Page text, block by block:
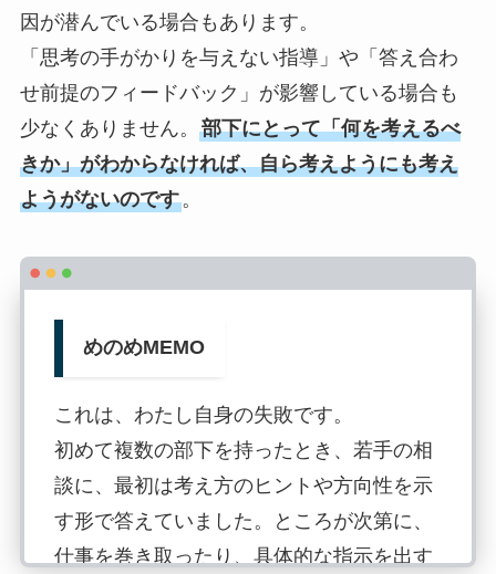
因が潜んでいる場合もあります。
「思考の手がかりを与えない指導」や「答え合わ
せ前提のフィードバック」が影響している場合も
少なくありません。 部下にとって「何を考えるべ
きか」がわからなければ、自ら考えようにも考え
ようがないのです。
めのめMEMO
これは、わたし自身の失敗です。
初めて複数の部下を持ったとき、若手の相
談に、最初は考え方のヒントや方向性を示
す形で答えていました。ところが次第に、
仕事を巻き取ったり、具体的な指示を出す